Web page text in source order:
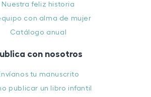
Nuestra feliz historia
con alma de mujer
Catálogo anual
con nosotros
tu manuscrito
publicar un libro infantil